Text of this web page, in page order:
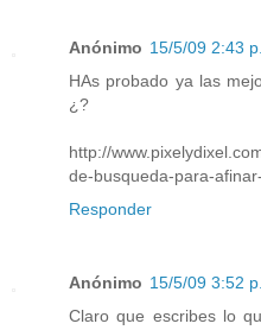
Anónimo 15/5/09 2:43 p.
HAs probado ya las
¿?
http://
de-busqueda-para-
Responder
Anónimo 15/5/09 3:52 p.
Claro que escribes lo